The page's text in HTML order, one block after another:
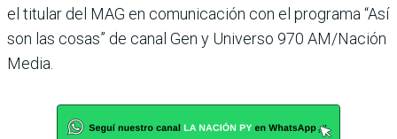
el titular del MAG en comunicación con el programa “Así
son las cosas” de canal Gen y Universo 970 AM/Nación
Media.